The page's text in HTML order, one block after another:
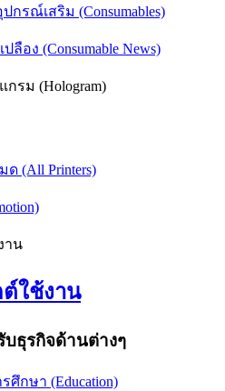
กรณ์เสริม (Consumables)
ลือง (Consumable News)
กรม (Hologram)
(All Printers)
าน
ใช้งาน
ธุรกิจด้านต่างๆ
กษา (Education)